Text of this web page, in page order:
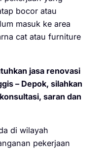
bocor atau
masuk ke area
cat atau furniture
jasa renovasi
– Depok, silahkan
saran dan
di wilayah
pekerjaan